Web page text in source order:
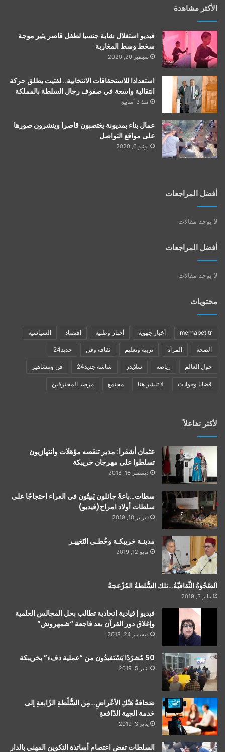
الأكثر مشاهدة
فيديو استغلال شابة جنسيا لطفل قاصر يثير موجة
سخط وسط المغاربة
سبتمبر 20, 2020
استعدادا للاستحقاقات الانتخابية.. لفتيت يطلق حركة
انتقالية واسعة في صفوف رجال السلطة بالمملكة
منذ 3 أسابيع
عمال بناء بمديونة يغتصبون قاصرا وينشرون صورها
على مواقع التواصل
يونيو 6, 2020
أفضل المراجعات
لا يوجد مقالات
أفضل المراجعات
لا يوجد مقالات
محتويات
merhabet tr أخبار جهوية أخبار وطنية اقتصاد السياسية
الصحة المرأة تربية وتعليم ثقافة وفن جديد24
حول العالم رياضة سلايدر شاشة جديد24 فن ومشاهير
قضايا وحوادث لا تنشر هنا مجتمع مرصد المحترفين
لأكثر تفاعلاً
عثمان أشقرا: مدير تنقصه مؤهلات وانتهازيون
تسلطوا على مهرجان خريبكة
ديسمبر 16, 2018
سطات…باعةٌ جائلون يَبيتُون في العراء احتجاجًا على
سلطات أولاد امراح(فيديو)
فبراير 10, 2019
مدينـة خريبكـة وخُطـى التَغييـر
مايو 12, 2019
اَلصَّحْوَةُ الثَّقافيَّةُ…تلك السُّلطةُ المُزْعجةُ
يناير 3, 2019
فيديو | قيادية اتحادية تطالب بحل المجالس العلمية
وإغلاق دور القرآن بعد فاجعة “شمهروش”
ديسمبر 24, 2018
50 مُشرّدًا يَسْتَفيدُون من “عملية دفء” بخريبكة
يناير 5, 2019
صَحافةُ هَتْكِ الأعْراضِ…مِن السُّلْطةِ الرِّابعةِ إلى
خدمة الجهة الدّافعةِ
يناير 3, 2019
السلطات تفض اعتصام أساتذة التكوين المهني بالدار